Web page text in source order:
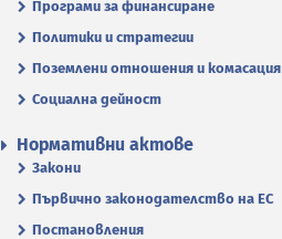
Програми за финансиране
Политики и стратегии
Поземлени отношения и комасация
Социална дейност
Нормативни актове
Закони
Първично законодателство на ЕС
Постановления